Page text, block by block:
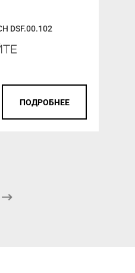
DSF.00.102
ПОДРОБНЕЕ